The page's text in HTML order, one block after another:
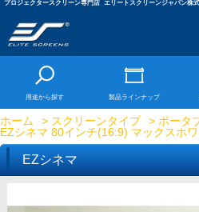
プロジェクタースクリーン専門店 エリートスクリーンジャパン株
用途から探す 製品ラインナップ
ホーム > スクリーンタイプ > ポータ
EZシネマ 80インチ(16:9) マックスホ
EZシネマ